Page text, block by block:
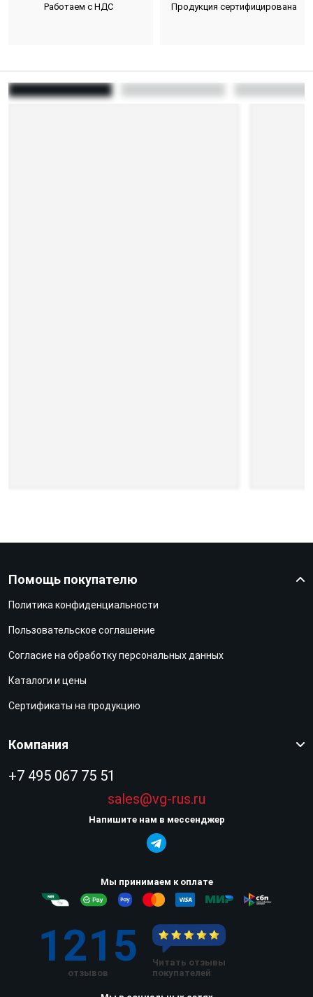
Работаем с НДС Продукция сертифицирована
Помощь покупателю
Политика конфиденциальности
Пользовательское соглашение
Согласие на обработку персональных данных
Каталоги и цены
Сертификаты на продукцию
Компания
+7 495 067 75 51
sales@vg-rus.ru
Напишите нам в мессенджер
Мы принимаем к оплате
1215
отзывов
Читать отзывы
покупателей